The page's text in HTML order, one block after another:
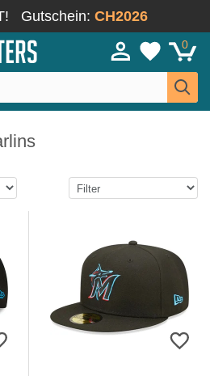
Gutschein: CH2026
0